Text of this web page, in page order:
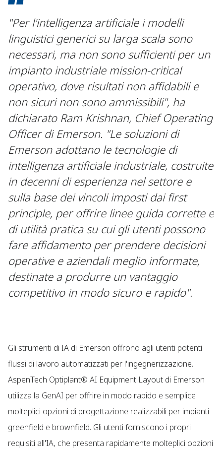
"Per l'intelligenza artificiale i modelli
linguistici generici su larga scala sono
necessari, ma non sono sufficienti per un
impianto industriale mission-critical
operativo, dove risultati non affidabili e
non sicuri non sono ammissibili", ha
dichiarato Ram Krishnan, Chief Operating
Officer di Emerson. "Le soluzioni di
Emerson adottano le tecnologie di
intelligenza artificiale industriale, costruite
in decenni di esperienza nel settore e
sulla base dei vincoli imposti dai first
principle, per offrire linee guida corrette e
di utilità pratica su cui gli utenti possono
fare affidamento per prendere decisioni
operative e aziendali meglio informate,
destinate a produrre un vantaggio
competitivo in modo sicuro e rapido".
Gli strumenti di IA di Emerson offrono agli utenti potenti
flussi di lavoro automatizzati per l'ingegnerizzazione.
AspenTech Optiplant® AI Equipment Layout di Emerson
utilizza la GenAI per offrire in modo rapido e semplice
molteplici opzioni di progettazione realizzabili per impianti
greenfield e brownfield. Gli utenti forniscono i propri
requisiti all'IA, che presenta rapidamente molteplici opzioni